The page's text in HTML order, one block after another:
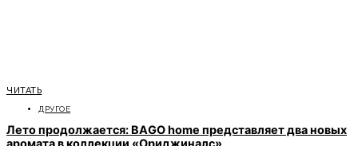
ЧИТАТЬ
ДРУГОЕ
Лето продолжается: BAGO home представляет два новых
аромата в коллекции «Ориджиналс»